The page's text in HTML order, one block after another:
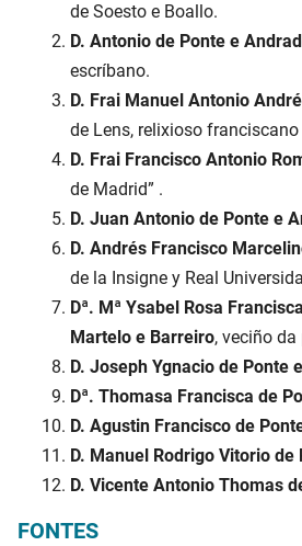
de Soesto e Boallo.
D. Antonio de Ponte e
escríbano.
D. Frai Manuel Antonio
de Lens, relixioso
D. Frai Francisco Antonio
de Madrid” .
D. Juan Antonio de Ponte e
D. Andrés Francisco
de la Insigne y Real
Dª. Mª Ysabel Rosa
Martelo e Barreiro, veciño
D. Joseph Ygnacio de Ponte
Dª. Thomasa Francisca de
D. Agustin Francisco de
D. Manuel Rodrigo Vitorio
D. Vicente Antonio Thomas
FONTES